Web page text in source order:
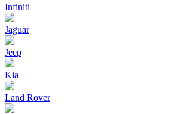
Infiniti
Jaguar
Jeep
Kia
Land Rover